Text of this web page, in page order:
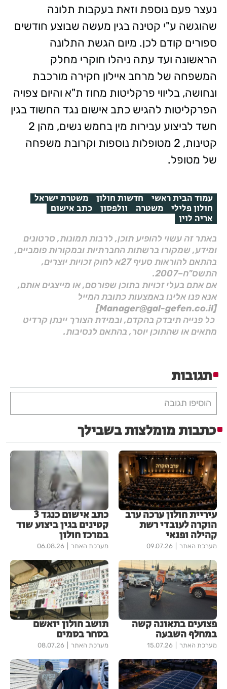
נעצר פעם נוספת וזאת בעקבות תלונה
שהוגשה ע"י קטינה בגין מעשה שבוצע חודשים
ספורים קודם לכן. מיום הגשת התלונה
הראשונה ועד עתה ניהלו חוקרי מחלק
המשפחה של מרחב איילון חקירה מורכבת
ונחושה, בליווי פרקליטות מחוז ת"א והיום צפויה
הפרקליטות להגיש כתב אישום נגד החשוד בגין
חשד לביצוע עבירות מין בחמש נשים, מהן 2
קטינות, 2 מטופלות נוספות וקרובת משפחה
של מטופל.
עמוד הבית ראשי חדשות חולון משטרת ישראל
חולון פלילי משטרה וולפסון כתב אישום
אריה לוין
באתר זה עשוי להופיע תוכן, לרבות תמונות, סרטונים
ומידע, שמקורו ברשתות החברתיות ובמקורות פומביים,
בהתאם להוראות סעיף 27א לחוק זכויות יוצרים,
התשס"ח–2007.
אם אתם בעלי זכויות בתוכן שפורסם, או מייצגים אותם,
אנא פנו אלינו באמצעות כתובת המייל
[Manager@gal-gefen.co.il]
כל פנייה תיבדק בהקדם, ובמידת הצורך יינתן קרדיט
מתאים או שהתוכן יוסר, בהתאם לנסיבות.
תגובות
הוסיפו תגובה
כתבות מומלצות בשבילך
עיריית חולון ערכה ערב
הוקרה לעובדי רשת
קהילה ופנאי
מערכת האתר 09.07.26
כתב אישום כנגד 3
קטינים בגין ביצוע שוד
במרכז חולון
מערכת האתר 06.08.26
פצועים בתאונה קשה
במחלף השבעה
מערכת האתר 15.07.26
תושב חולון יואשם
בסחר בסמים
מערכת האתר 08.07.26